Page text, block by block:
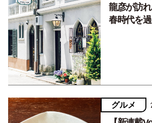
龍彦が訪
春時代を
グルメ